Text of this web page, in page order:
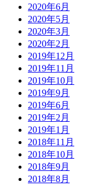
2020年6月
2020年5月
2020年3月
2020年2月
2019年12月
2019年11月
2019年10月
2019年9月
2019年6月
2019年2月
2019年1月
2018年11月
2018年10月
2018年9月
2018年8月